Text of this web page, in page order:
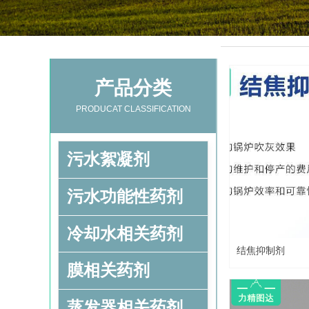
产品分类
PRODUCAT CLASSIFICATION
污水絮凝剂
污水功能性药剂
冷却水相关药剂
膜相关药剂
结焦抑制剂